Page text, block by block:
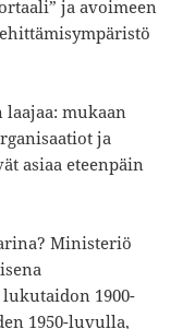
ja avoimeen
laajaa: mukaan
ja
asiaa eteenpäin
Ministeriö
1900-
1950-luvulla,